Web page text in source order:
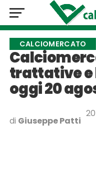
CALCIOMERCATO
trattative e
oggi 20
di Giuseppe Patti